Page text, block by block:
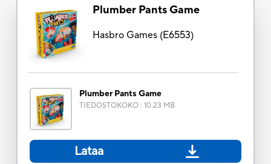
Plumber Pants Game
Hasbro Games(E6553)
Plumber Pants Game
TIEDOSTOKOKO: 10.23 MB
Lataa